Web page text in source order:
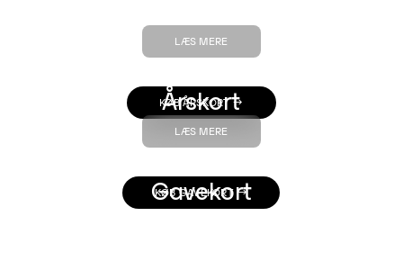
Årskort
LÆS MERE
KØB ÅRSKORT
Gavekort
LÆS MERE
KØB GAVEKORT